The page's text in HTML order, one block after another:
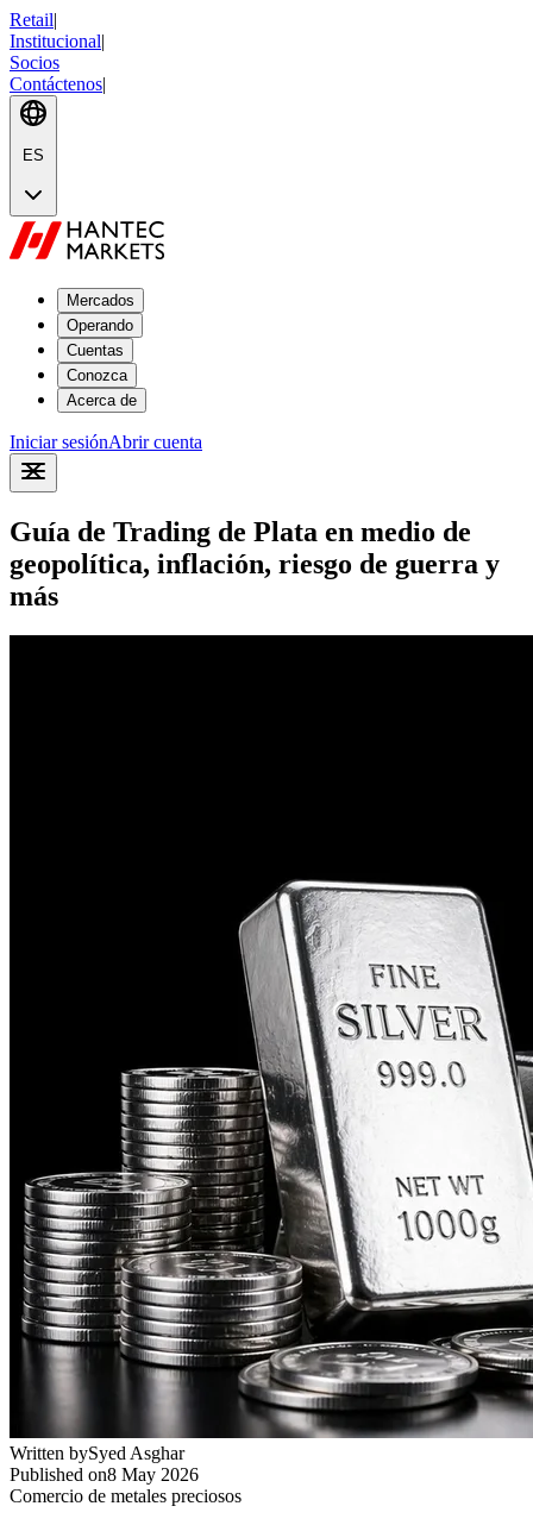
Retail|
Institucional|
Socios
Contáctenos|
ES
Mercados
Operando
Cuentas
Conozca
Acerca de
Iniciar sesiónAbrir cuenta
Guía de Trading de Plata en medio de
geopolítica, inflación, riesgo de guerra y
más
Written bySyed Asghar
Published on8 May 2026
Comercio de metales preciosos